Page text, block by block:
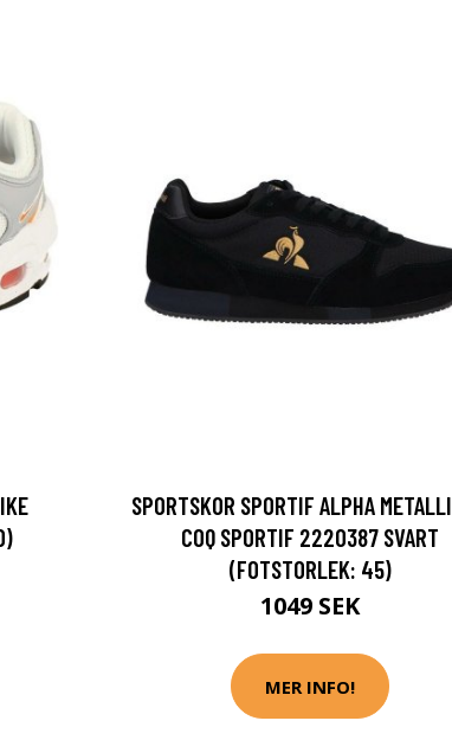
SPORTSKOR SPORTIF ALPHA
COQ SPORTIF 2220387 SVART
(FOTSTORLEK: 45)
1049 SEK
MER INFO!